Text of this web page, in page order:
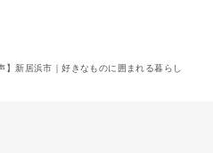
】新居浜市｜好きなものに囲まれる暮らし